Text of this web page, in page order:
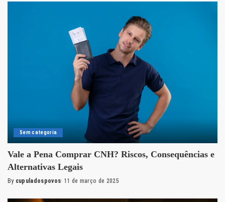
Sem categoria
Vale a Pena Comprar CNH? Riscos, Consequências e
Alternativas Legais
By cupuladospovos 11 de março de 2025